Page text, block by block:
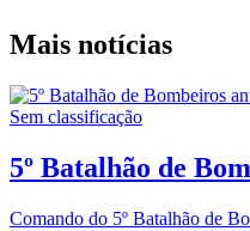
Mais notícias
Sem classificação
5º Batalhão de
Comando do 5º Batalhão de